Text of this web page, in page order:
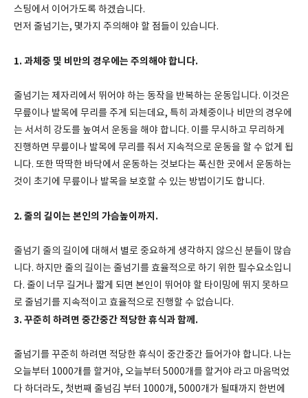
스팅에서 이어가도록 하겠습니다.
먼저 줄넘기는, 몇가지 주의해야 할 점들이 있습니다.
1. 과체중 및 비만의 경우에는 주의해야 합니다.
줄넘기는 제자리에서 뛰어야 하는 동작을 반복하는 운동입니다. 이것은
무릎이나 발목에 무리를 주게 되는데요, 특히 과체중이나 비만의 경우에
는 서서히 강도를 높여서 운동을 해야 합니다. 이를 무시하고 무리하게
진행하면 무릎이나 발목에 무리를 줘서 지속적으로 운동을 할 수 없게 됩
니다. 또한 딱딱한 바닥에서 운동하는 것보다는 푹신한 곳에서 운동하는
것이 초기에 무릎이나 발목을 보호할 수 있는 방법이기도 합니다.
2. 줄의 길이는 본인의 가슴높이까지.
줄넘기 줄의 길이에 대해서 별로 중요하게 생각하지 않으신 분들이 많습
니다. 하지만 줄의 길이는 줄넘기를 효율적으로 하기 위한 필수요소입니
다. 줄이 너무 길거나 짧게 되면 본인이 뛰어야 할 타이밍에 뛰지 못하므
로 줄넘기를 지속적이고 효율적으로 진행할 수 없습니다.
3. 꾸준히 하려면 중간중간 적당한 휴식과 함께.
줄넘기를 꾸준히 하려면 적당한 휴식이 중간중간 들어가야 합니다. 나는
오늘부터 1000개를 할거야, 오늘부터 5000개를 할거야 라고 마음먹었
다 하더라도, 첫번째 줄넘김 부터 1000개, 5000개가 될때까지 한번에